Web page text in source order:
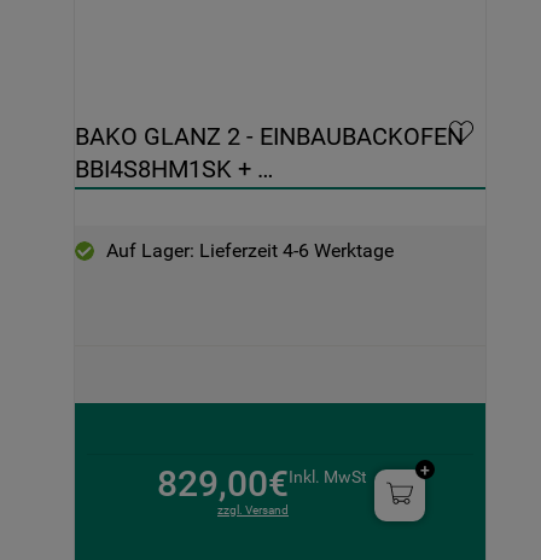
BAKO GLANZ 2 - EINBAUBACKOFEN
BBI4S8HM1SK +
CPFT
Auf Lager: Lieferzeit 4-6 Werktage
829,00€Inkl. MwSt
zzgl. Versand